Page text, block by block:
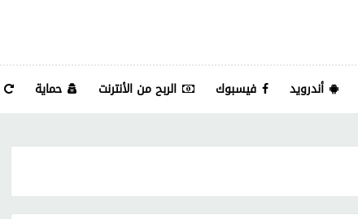
أندرويد فيسبوك الربح من الأنترنت حماية